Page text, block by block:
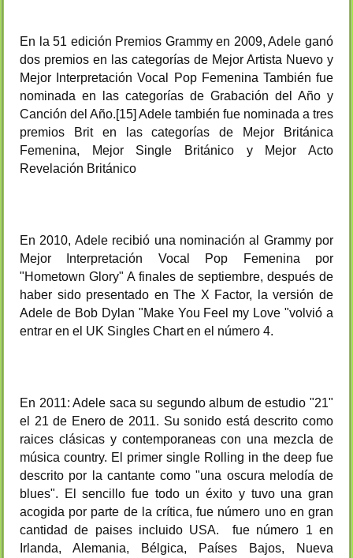
En la 51 edición Premios Grammy en 2009, Adele ganó
dos premios en las categorías de Mejor Artista Nuevo y
Mejor Interpretación Vocal Pop Femenina También fue
nominada en las categorías de Grabación del Año y
Canción del Año.[15] Adele también fue nominada a tres
premios Brit en las categorías de Mejor Británica
Femenina, Mejor Single Británico y Mejor Acto
Revelación Británico
En 2010, Adele recibió una nominación al Grammy por
Mejor Interpretación Vocal Pop Femenina por
"Hometown Glory" A finales de septiembre, después de
haber sido presentado en The X Factor, la versión de
Adele de Bob Dylan "Make You Feel my Love "volvió a
entrar en el UK Singles Chart en el número 4.
En 2011: Adele saca su segundo album de estudio "21"
el 21 de Enero de 2011. Su sonido está descrito como
raices clásicas y contemporaneas con una mezcla de
música country. El primer single Rolling in the deep fue
descrito por la cantante como "una oscura melodía de
blues". El sencillo fue todo un éxito y tuvo una gran
acogida por parte de la crítica, fue número uno en gran
cantidad de paises incluido USA. fue número 1 en
Irlanda, Alemania, Bélgica, Países Bajos, Nueva